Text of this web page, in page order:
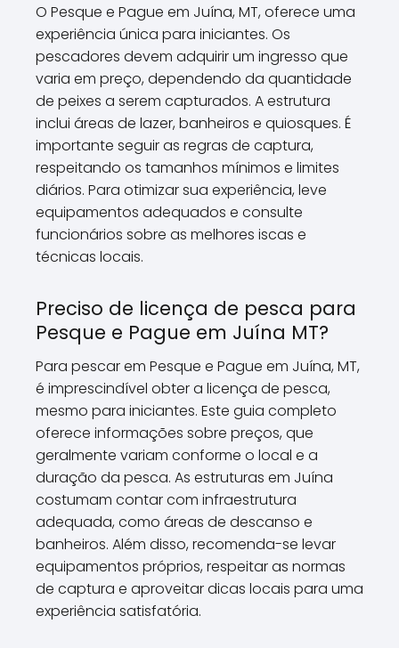
O Pesque e Pague em Juína, MT, oferece uma
experiência única para iniciantes. Os
pescadores devem adquirir um ingresso que
varia em preço, dependendo da quantidade
de peixes a serem capturados. A estrutura
inclui áreas de lazer, banheiros e quiosques. É
importante seguir as regras de captura,
respeitando os tamanhos mínimos e limites
diários. Para otimizar sua experiência, leve
equipamentos adequados e consulte
funcionários sobre as melhores iscas e
técnicas locais.
Preciso de licença de pesca para
Pesque e Pague em Juína MT?
Para pescar em Pesque e Pague em Juína, MT,
é imprescindível obter a licença de pesca,
mesmo para iniciantes. Este guia completo
oferece informações sobre preços, que
geralmente variam conforme o local e a
duração da pesca. As estruturas em Juína
costumam contar com infraestrutura
adequada, como áreas de descanso e
banheiros. Além disso, recomenda-se levar
equipamentos próprios, respeitar as normas
de captura e aproveitar dicas locais para uma
experiência satisfatória.